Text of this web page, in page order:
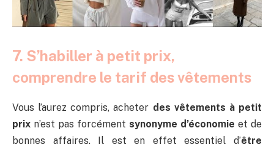
7. S’habiller à petit prix,
comprendre le tarif des vêtements
Vous l’aurez compris, acheter des vêtements à petit
prix n’est pas forcément synonyme d’économie et de
bonnes affaires. Il est en effet essentiel d’être